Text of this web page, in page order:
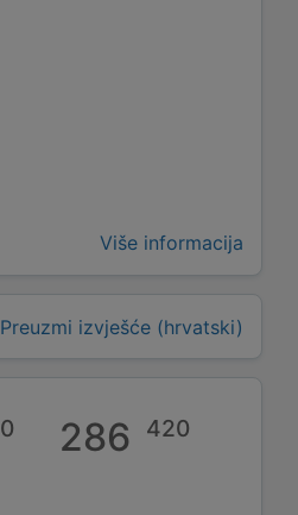
Više informacija
Preuzmi izvješće (hrvatski)
0 286 420